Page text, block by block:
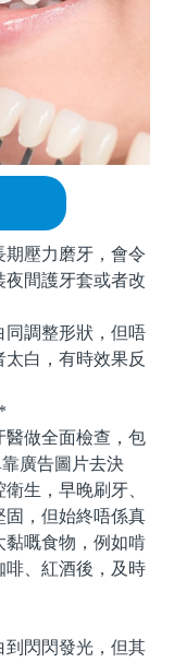
壓力磨牙，會令
夜間護牙套或者改
調整形狀，但唔
白，有時效果反
做全面檢查，包
廣告圖片去決
生，早晚刷牙、
固，但始終唔係真
黏嘅食物，例如啃
啡、紅酒後，及時
閃閃發光，但其